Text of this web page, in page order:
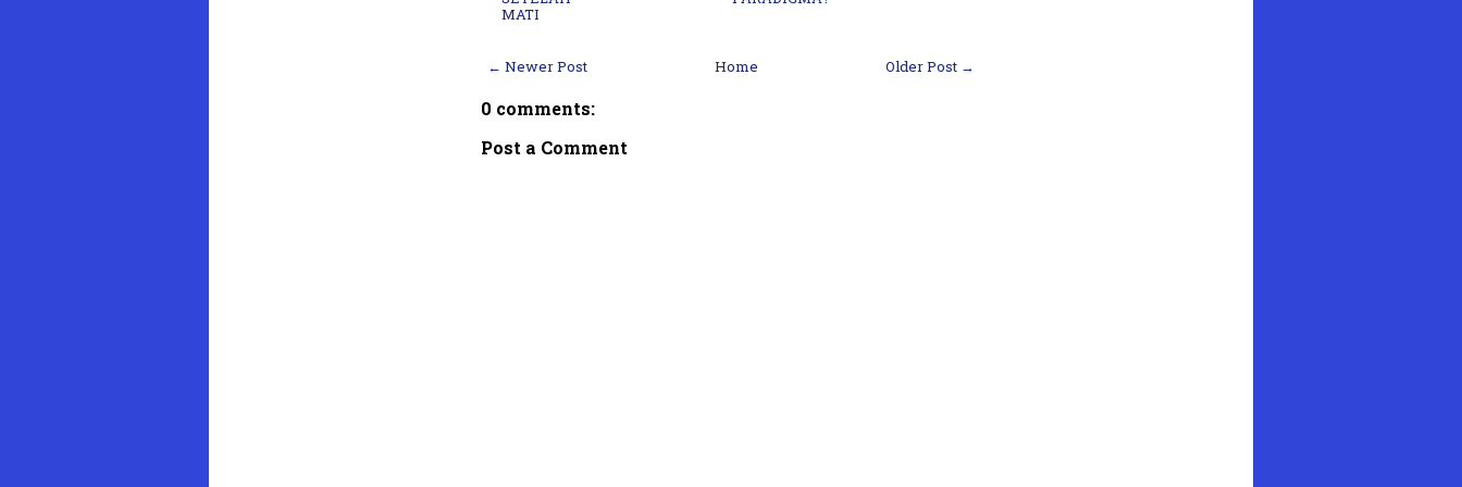
MATI
← Newer Post Older Post →
Home
0 comments:
Post a Comment